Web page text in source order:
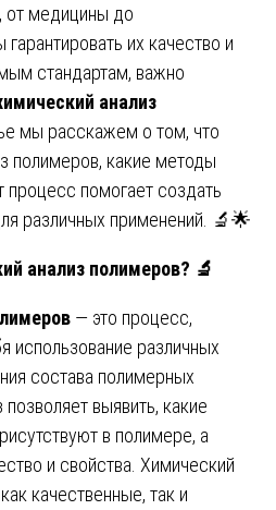
от медицины до
их качество и
стандартам, важно
анализ
мы расскажем о том, что
полимеров, какие методы
процесс помогает создать
различных применений. 🔬🌟
анализ полимеров? 🔬
— это процесс,
использование различных
состава полимерных
выявить, какие
в полимере, а
и свойства. Химический
качественные, так и